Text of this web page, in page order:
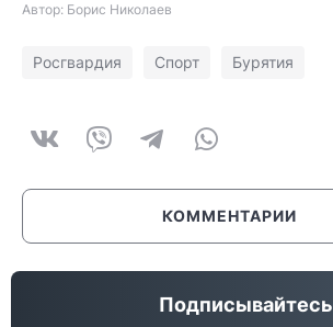
Автор: Борис Николаев
Росгвардия Спорт Бурятия
КОММЕНТАРИИ
Подписывайтесь